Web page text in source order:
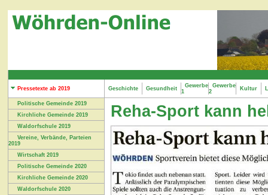
Pressetexte ab 2019 Geschichte Gesundheit
Gewerbe
1
Gewerbe
2
Kultur
Politische Gemeinde 2019
Kirchliche Gemeinde 2019
Waldorfschule 2019
Vereine, Verbände, Parteien
2019
Wirtschaft 2019
Politische Gemeinde 2020
Kirchliche Gemeinde 2020
Waldorfschule 2020
Reha-Sport kann